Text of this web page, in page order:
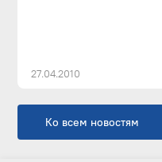
27.04.2010
Ко всем новостям